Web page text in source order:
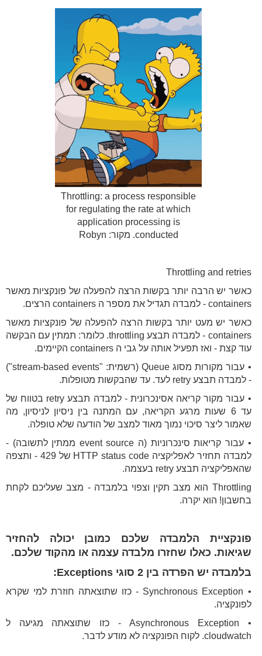
Throttling: a process responsible
for regulating the rate at which
application processing is
conducted. מקור: Robyn
Throttling and retries
כאשר יש הרבה יותר בקשות הרצה להפעלה של פונקציות מאשר
containers - למבדה תגדיל את מספר ה containers הרצים.
כאשר יש מעט יותר בקשות הרצה להפעלה של פונקציות מאשר
containers - למבדה תבצע throttling. כלומר: תמתין עם הבקשה
עוד קצת - ואז תפעיל אותה על גבי ה containers הקיימים.
• עבור מקורות מסוג Queue (רשמית: "stream-based events")
- למבדה תבצע retry לעד. עד שהבקשות מטופלות.
• עבור מקור קריאה אסינכרונית - למבדה תבצע retry בטווח של
עד 6 שעות מרגע הקריאה, עם המתנה בין ניסיון לניסיון, מה
שאמור ליצר סיכוי נמוך מאוד למצב של הודעה שלא טופלה.
• עבור קריאות סינכרוניות (ה event source ממתין לתשובה) -
למבדה תחזיר לאפליקציה HTTP status code של 429 - ותצפה
שהאפליקציה תבצע retry בעצמה.
Throttling הוא מצב תקין וצפוי בלמבדה - מצב שעליכם לקחת
בחשבון! הוא יקרה.
פונקציית הלמבדה שלכם כמובן יכולה להחזיר
שגיאות. כאלו שחזרו מלבדה עצמה או מהקוד שלכם.
בלמבדה יש הפרדה בין 2 סוגי Exceptions:
• Synchronous Exception - כזו שתוצאתה חוזרת למי שקרא
לפונקציה.
• Asynchronous Exception - כזו שתוצאתה מגיעה ל
cloudwatch. לקוח הפונקציה לא מודע לדבר.